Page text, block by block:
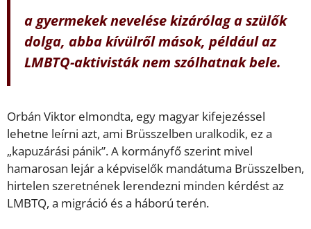
a gyermekek nevelése kizárólag a szülők
dolga, abba kívülről mások, például az
LMBTQ-aktivisták nem szólhatnak bele.
Orbán Viktor elmondta, egy magyar kifejezéssel
lehetne leírni azt, ami Brüsszelben uralkodik, ez a
„kapuzárási pánik”. A kormányfő szerint mivel
hamarosan lejár a képviselők mandátuma Brüsszelben,
hirtelen szeretnének lerendezni minden kérdést az
LMBTQ, a migráció és a háború terén.